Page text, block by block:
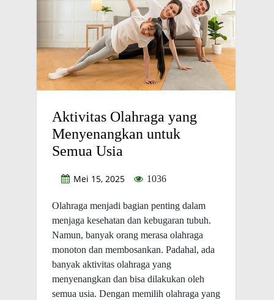
Aktivitas Olahraga yang
Menyenangkan untuk
Semua Usia
Mei 15, 2025 1036
Olahraga menjadi bagian penting dalam
menjaga kesehatan dan kebugaran tubuh.
Namun, banyak orang merasa olahraga
monoton dan membosankan. Padahal, ada
banyak aktivitas olahraga yang
menyenangkan dan bisa dilakukan oleh
semua usia. Dengan memilih olahraga yang